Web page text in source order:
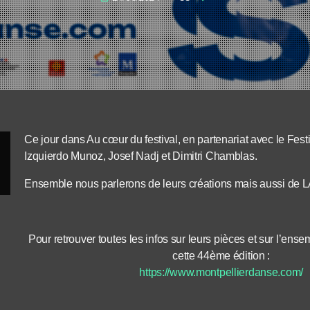
Ce jour dans Au cœur du festival, en partenariat avec le
Izquierdo Munoz, Josef Nadj et Dimitri Chamblas.
Ensemble nous parlerons de leurs créations mais aussi de
Pour retrouver toutes les infos sur leurs pièces et sur
cette 44ème édition :
https://www.montpellierdanse.com/